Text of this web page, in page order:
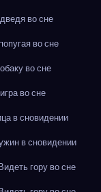
во сне
во сне
во сне
во сне
в сновидении
в сновидении
гору во сне